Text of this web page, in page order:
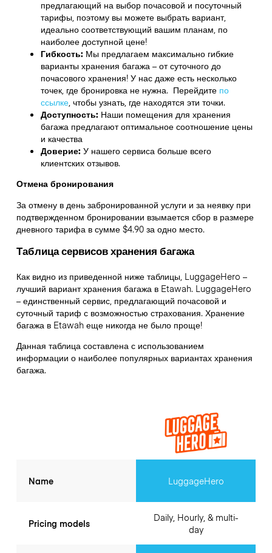
предлагающий на выбор почасовой и посуточный
тарифы, поэтому вы можете выбрать вариант,
идеально соответствующий вашим планам, по
наиболее доступной цене!
Гибкость: Мы предлагаем максимально гибкие
варианты хранения багажа – от суточного до
почасового хранения! У нас даже есть несколько
точек, где бронировка не нужна. Перейдите по
ссылке,чтобы узнать, где находятся эти точки.
Доступность: Наши помещения для хранения
багажа предлагают оптимальное соотношение цены
и качества
Доверие: У нашего сервиса больше всего
клиентских отзывов.
Отмена бронирования
За отмену в день забронированной услуги и за неявку при
подтвержденном бронировании взымается сбор в размере
дневного тарифа в сумме $4.90 за одно место.
Таблица сервисов хранения багажа
Как видно из приведенной ниже таблицы, LuggageHero –
лучший вариант хранения багажа в Etawah. LuggageHero
– единственный сервис, предлагающий почасовой и
суточный тариф с возможностью страхования. Хранение
багажа в Etawahеще никогда не было проще!
Данная таблица составлена с использованием
информации о наиболее популярных вариантах хранения
багажа.
Name
Pricing models
LuggageHero
Daily, Hourly, & multi-
day